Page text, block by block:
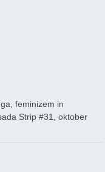
feminizem in
Strip #31, oktober